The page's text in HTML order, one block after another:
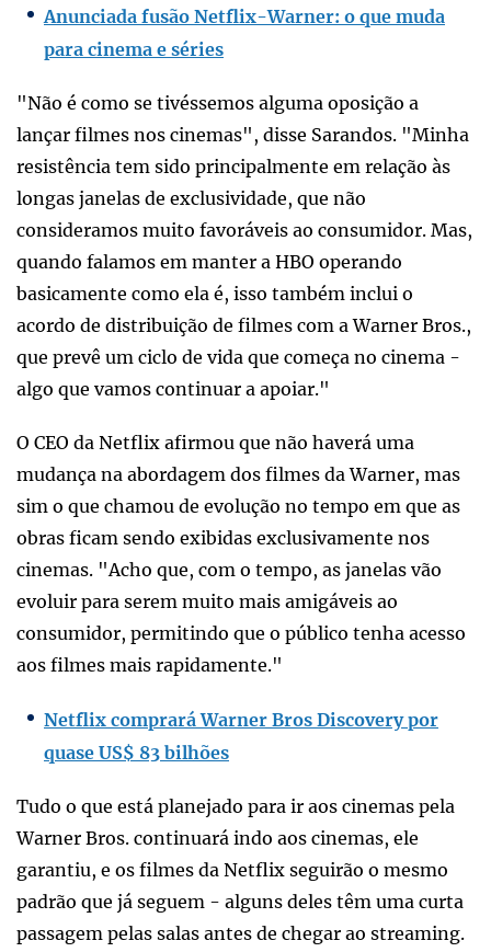
Anunciada fusão Netflix-Warner: o que muda
para cinema e séries
"Não é como se tivéssemos alguma oposição a
lançar filmes nos cinemas", disse Sarandos. "Minha
resistência tem sido principalmente em relação às
longas janelas de exclusividade, que não
consideramos muito favoráveis ao consumidor. Mas,
quando falamos em manter a HBO operando
basicamente como ela é, isso também inclui o
acordo de distribuição de filmes com a Warner Bros.,
que prevê um ciclo de vida que começa no cinema -
algo que vamos continuar a apoiar."
O CEO da Netflix afirmou que não haverá uma
mudança na abordagem dos filmes da Warner, mas
sim o que chamou de evolução no tempo em que as
obras ficam sendo exibidas exclusivamente nos
cinemas. "Acho que, com o tempo, as janelas vão
evoluir para serem muito mais amigáveis ao
consumidor, permitindo que o público tenha acesso
aos filmes mais rapidamente."
Netflix comprará Warner Bros Discovery por
quase US$ 83 bilhões
Tudo o que está planejado para ir aos cinemas pela
Warner Bros. continuará indo aos cinemas, ele
garantiu, e os filmes da Netflix seguirão o mesmo
padrão que já seguem - alguns deles têm uma curta
passagem pelas salas antes de chegar ao streaming.